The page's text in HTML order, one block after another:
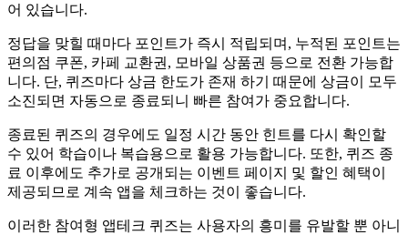
어 있습니다.
정답을 맞힐 때마다 포인트가 즉시 적립되며, 누적된 포인트는
편의점 쿠폰, 카페 교환권, 모바일 상품권 등으로 전환 가능합
니다. 단, 퀴즈마다 상금 한도가 존재 하기 때문에 상금이 모두
소진되면 자동으로 종료되니 빠른 참여가 중요합니다.
종료된 퀴즈의 경우에도 일정 시간 동안 힌트를 다시 확인할
수 있어 학습이나 복습용으로 활용 가능합니다. 또한, 퀴즈 종
료 이후에도 추가로 공개되는 이벤트 페이지 및 할인 혜택이
제공되므로 계속 앱을 체크하는 것이 좋습니다.
이러한 참여형 앱테크 퀴즈는 사용자의 흥미를 유발할 뿐 아니